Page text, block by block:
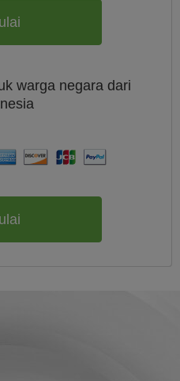
warga negara dari